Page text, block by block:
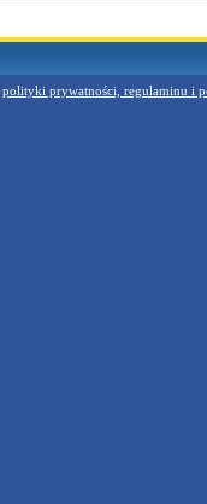
polityki prywatności, regulaminu i